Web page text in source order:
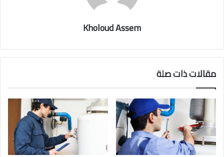
Kholoud Assem
مقالات ذات صلة